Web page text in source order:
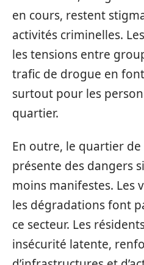
en cours, restent
activités criminelles.
les tensions entre
trafic de drogue en
surtout pour les
quartier.
En outre, le quartier de
présente des dangers
moins manifestes. Les
les dégradations font
ce secteur. Les
insécurité latente,